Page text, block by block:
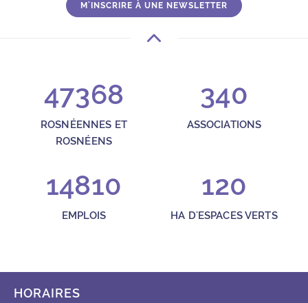
M'INSCRIRE À UNE NEWSLETTER
47368
ROSNÉENNES ET
ROSNÉENS
340
ASSOCIATIONS
14810
EMPLOIS
120
HA D'ESPACES VERTS
HORAIRES